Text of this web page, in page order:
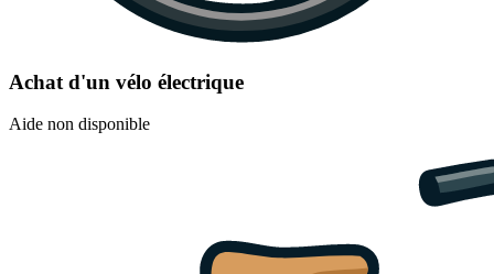
Achat d'un vélo électrique
Aide non disponible